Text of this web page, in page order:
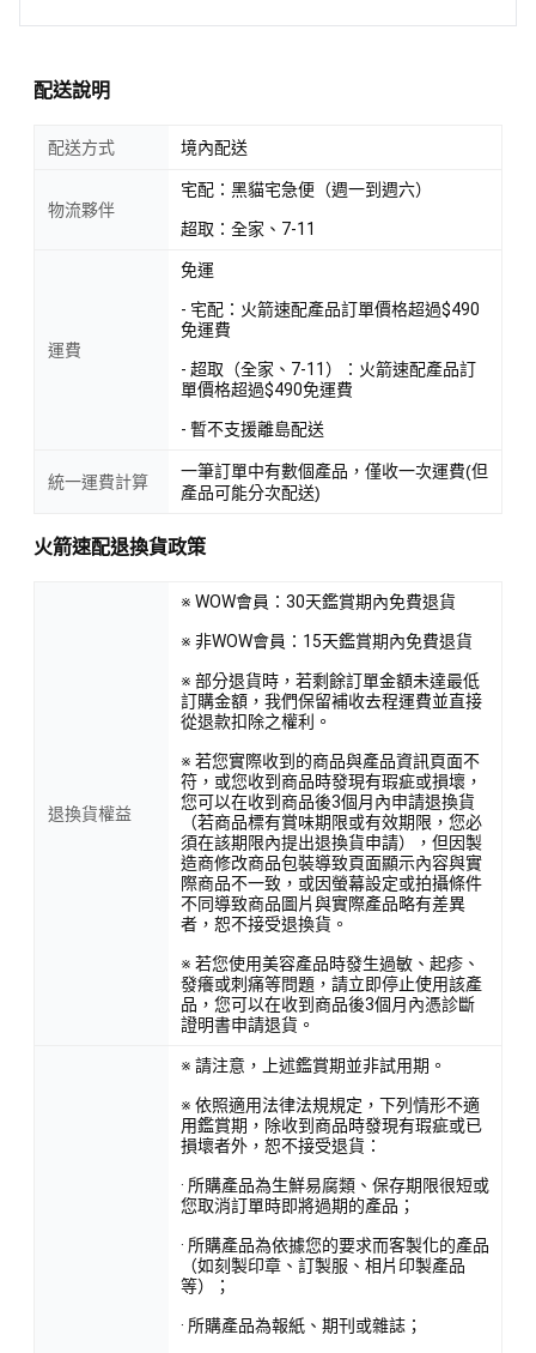
配送說明
配送方式 境內配送
物流夥伴
宅配：黑貓宅急便（週一到週六）
超取：全家、7-11
運費
免運
- 宅配：火箭速配產品訂單價格超過$490
免運費
- 超取（全家、7-11）：火箭速配產品訂
單價格超過$490免運費
- 暫不支援離島配送
統一運費計算
一筆訂單中有數個產品，僅收一次運費(但
產品可能分次配送)
火箭速配退換貨政策
退換貨權益
※ WOW會員：30天鑑賞期內免費退貨
※ 非WOW會員：15天鑑賞期內免費退貨
※ 部分退貨時，若剩餘訂單金額未達最低
訂購金額，我們保留補收去程運費並直接
從退款扣除之權利。
※ 若您實際收到的商品與產品資訊頁面不
符，或您收到商品時發現有瑕疵或損壞，
您可以在收到商品後3個月內申請退換貨
（若商品標有賞味期限或有效期限，您必
須在該期限內提出退換貨申請），但因製
造商修改商品包裝導致頁面顯示內容與實
際商品不一致，或因螢幕設定或拍攝條件
不同導致商品圖片與實際產品略有差異
者，恕不接受退換貨。
※ 若您使用美容產品時發生過敏、起疹、
發癢或刺痛等問題，請立即停止使用該產
品，您可以在收到商品後3個月內憑診斷
證明書申請退貨。
※ 請注意，上述鑑賞期並非試用期。
※ 依照適用法律法規規定，下列情形不適
用鑑賞期，除收到商品時發現有瑕疵或已
損壞者外，恕不接受退貨：
· 所購產品為生鮮易腐類、保存期限很短或
您取消訂單時即將過期的產品；
· 所購產品為依據您的要求而客製化的產品
（如刻製印章、訂製服、相片印製產品
等）；
· 所購產品為報紙、期刊或雜誌；